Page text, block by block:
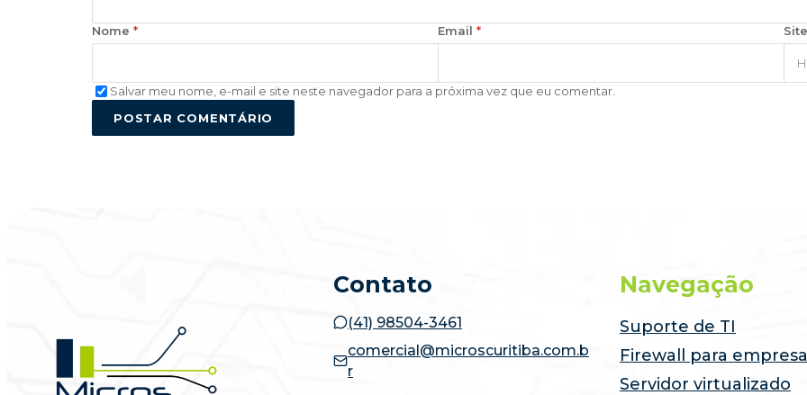
Nome * Email * Site
Salvar meu nome, e-mail e site neste navegador para a próxima vez que eu comentar.
POSTAR COMENTÁRIO
Contato
(41) 98504-3461
comercial@microscuritiba.com.b
r
Navegação
Suporte de TI
Firewall para
Servidor virtualizado